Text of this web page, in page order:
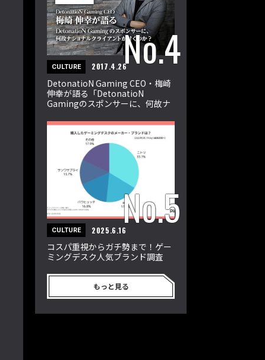
CULTURE 2017.4.26
DetonatioN Gaming CEO・梅崎
伸幸が語る「DetonatioN
Gamingのスポンサーに、何故ナ
か？」
CULTURE 2025.6.16
コスパ重視からガチ勢まで！ゲー
ミングデスク人気ブランド調査
もっと見る